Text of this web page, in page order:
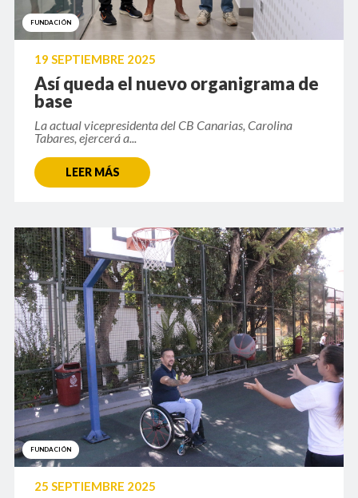
FUNDACIÓN
19 SEPTIEMBRE 2025
Así queda el nuevo organigrama de
base
La actual vicepresidenta del CB Canarias, Carolina
Tabares, ejercerá a...
LEER MÁS
FUNDACIÓN
25 SEPTIEMBRE 2025